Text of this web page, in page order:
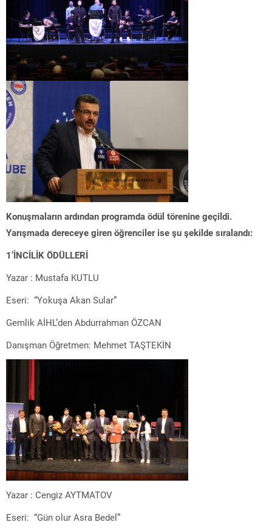
Konuşmaların ardından programda ödül törenine geçildi.
Yarışmada dereceye giren öğrenciler ise şu şekilde sıralandı:
1’İNCİLİK ÖDÜLLERİ
Yazar : Mustafa KUTLU
Eseri: “Yokuşa Akan Sular”
Gemlik AİHL’den Abdurrahman ÖZCAN
Danışman Öğretmen: Mehmet TAŞTEKİN
Yazar : Cengiz AYTMATOV
Eseri: “Gün olur Asra Bedel”